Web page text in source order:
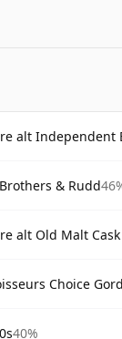
alt Independent
& Rudd
Malt Cask #6553
Choice Gordon &
40%